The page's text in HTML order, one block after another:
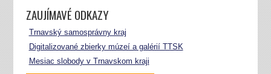
ZAUJÍMAVÉ ODKAZY
Trnavský samosprávny kraj
Digitalizované zbierky múzeí a galérií TTSK
Mesiac slobody v Trnavskom kraji